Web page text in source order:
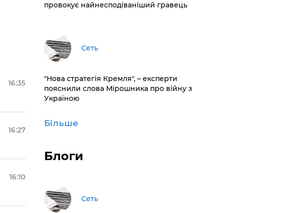
16:35
16:27
16:10
провокує найнесподіваніший гравець
Сеть
"Нова стратегія Кремля", – експерти
пояснили слова Мірошника про війну з
Україною
Більше
Блоги
Сеть